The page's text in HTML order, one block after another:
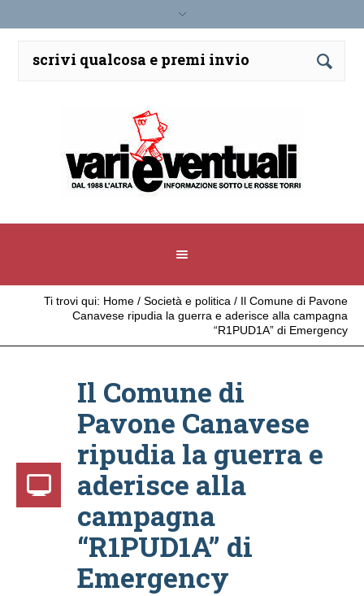
Ti trovi qui: Home / Società e politica / Il Comune di Pavone
Canavese ripudia la guerra e aderisce alla campagna
“R1PUD1A” di Emergency
Il Comune di
Pavone Canavese
ripudia la guerra e
aderisce alla
campagna
“R1PUD1A” di
Emergency